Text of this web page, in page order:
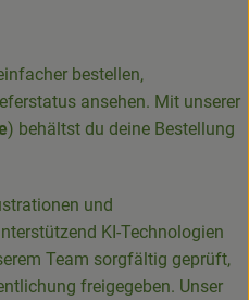
bestellen,
ansehen. Mit unserer
) behältst du deine Bestellung
und
KI-Technologien
Team sorgfältig geprüft,
freigegeben. Unser